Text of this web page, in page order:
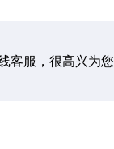
客服，很高兴为您